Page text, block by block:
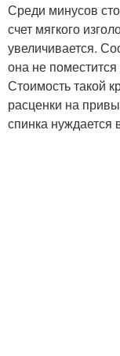
Среди минусов
счет мягкого
увеличивается.
она не поместится
Стоимость такой
расценки на
спинка нуждается